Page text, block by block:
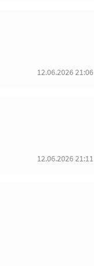
12.06.2026 21:06
12.06.2026 21:11